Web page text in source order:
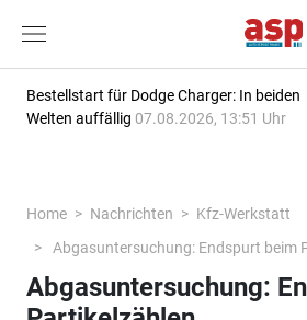
Bestellstart für Dodge Charger: In beiden
Welten auffällig 07.08.2026, 13:51 Uhr
Home Nachrichten
Kfz-Werkstatt
Abgasuntersuchung: Endspurt beim
Abgasuntersuchung: